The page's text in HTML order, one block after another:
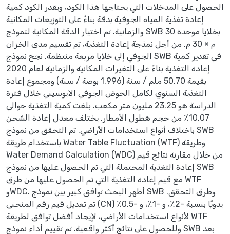
الحصول على المدخلات التي يحتاجها هذا الكود، ويقدر الكود كمية
إعادة تغذية المياه الجوفية بدقة بناءً على التوزيعات المكانية
والزمانية. تم اختيار الدقة المكانية لنموذج SWB بخلايا موحدة 30
م × 30 م. من أجل نمذجة إعادة التغذية، تم تقسيم مدى الخزان
الجوفي إلى خلايا مربعة منتظمة. نجح نموذج SWB في تقدير كمية
إعادة التغذية بناءً على التغيرات المكانية والزمانية لعام 2020
بقيمة 50.70 ملم / سنة (1.996 بوصة / سنة) ومجموع إعادة
التغذية السنوي لكامل الحوض الجوفي الايوسيني خلال فترة
الدراسة هو 23.25 مليون متر مكعب. بلغت كمية التغذية حوالي
10.07٪ من حجم هطول الأمطار. يختلف معدل إعادة الشحن
باختلاف أنواع استخدامات الأراضي. تم التحقق من نموذج SWB
باستخدام طريقة Water Table Fluctuation (WTF) وطريقة
Water Demand Calculation (WDC) من خلال مقارنة نتائج قيم
إعادة التغذية المحتملة التي تم الحصول عليها من نموذج SWB
مع قيم إعادة التغذية التي تم الحصول عليها من طرق WTF
وWDC. أظهر البحث توافق كبير بين نموذج SWB وطرق التحقق.
تم تعديل قيم رقم المنحنى (CN) يدويًا بنسبة -2٪، و -1٪، و -0.5٪
لأنواع استخدامات الأراضي، لإيجاد أفضل توافق لطريقة WTF
وللحصول على نتائج أكثر واقعية. تم تقييم أداء نموذج SWB بعد